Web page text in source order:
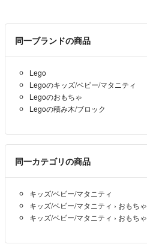
同一ブランドの商品
Lego
Legoのキッズ/ベビー/マタニティ
Legoのおもちゃ
Legoの積み木/ブロック
同一カテゴリの商品
キッズ/ベビー/マタニティ
キッズ/ベビー/マタニティ › おもちゃ
キッズ/ベビー/マタニティ › おもちゃ